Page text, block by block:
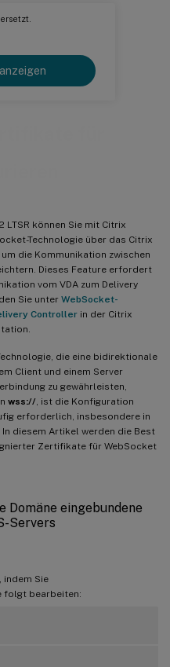
können Sie mit Citrix
Technologie über das Citrix
die Kommunikation zwischen
Dieses Feature erfordert
vom VDA zum Delivery
Sie unter WebSocket-
Controller in der Citrix
die eine bidirektionale
Client und einem Server
zu gewährleisten,
wss:// , ist die Konfiguration
erforderlich, insbesondere in
diesem Artikel werden die Best
Zertifikate für WebSocket
Domäne eingebundene
Servers
indem Sie
folgt bearbeiten: